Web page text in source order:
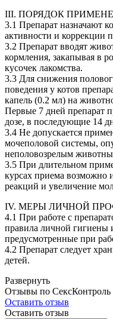
III. ПОРЯДОК
3.1 Препарат назначают
активности и коррекции
3.2 Препарат вводят
кормления, закапывая в
кусочек лакомства.
3.3 Для снижения
поведения у котов
капель (0.2 мл) на
Первые 7 дней препарат
дозе, в последующие 14
3.4 Не допускается
мочеполовой системы,
неполовозрелым
3.5 При длительном
курсах приема возможно
реакций и увеличение
IV. МЕРЫ ЛИЧНОЙ
4.1 При работе c
правила личной гигиены
предусмотренные при
4.2 Препарат следует
детей.
Развернуть
Отзывы по СексКонтроль
Оставить отзыв
Оставить отзыв